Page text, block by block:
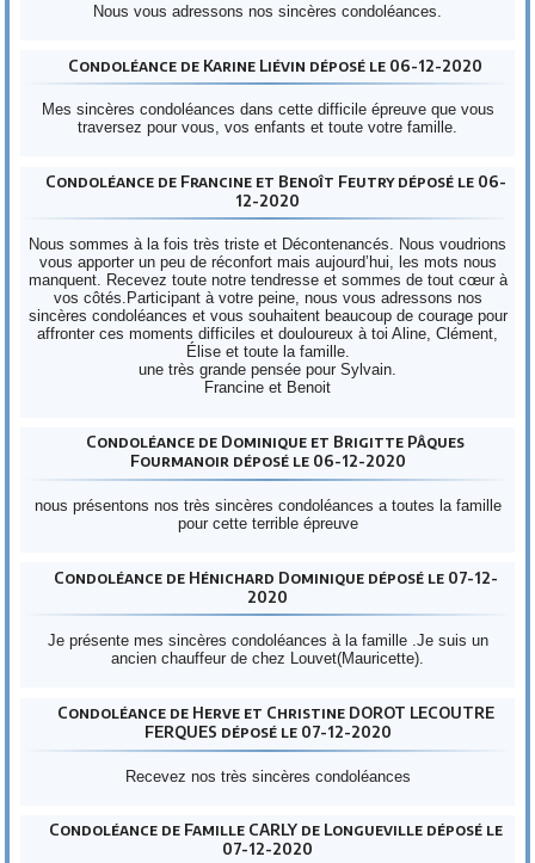
Nous vous adressons nos sincères condoléances.
Condoléance de Karine Liévin déposé le 06-12-2020
Mes sincères condoléances dans cette difficile épreuve que vous
traversez pour vous, vos enfants et toute votre famille.
Condoléance de Francine et Benoît Feutry déposé le 06-
12-2020
Nous sommes à la fois très triste et Décontenancés. Nous voudrions
vous apporter un peu de réconfort mais aujourd’hui, les mots nous
manquent. Recevez toute notre tendresse et sommes de tout cœur à
vos côtés.Participant à votre peine, nous vous adressons nos
sincères condoléances et vous souhaitent beaucoup de courage pour
affronter ces moments difficiles et douloureux à toi Aline, Clément,
Élise et toute la famille.
une très grande pensée pour Sylvain.
Francine et Benoit
Condoléance de Dominique et Brigitte Pâques
Fourmanoir déposé le 06-12-2020
nous présentons nos très sincères condoléances a toutes la famille
pour cette terrible épreuve
Condoléance de Hénichard Dominique déposé le 07-12-
2020
Je présente mes sincères condoléances à la famille .Je suis un
ancien chauffeur de chez Louvet(Mauricette).
Condoléance de Herve et Christine DOROT LECOUTRE
FERQUES déposé le 07-12-2020
Recevez nos très sincères condoléances
Condoléance de Famille CARLY de Longueville déposé le
07-12-2020